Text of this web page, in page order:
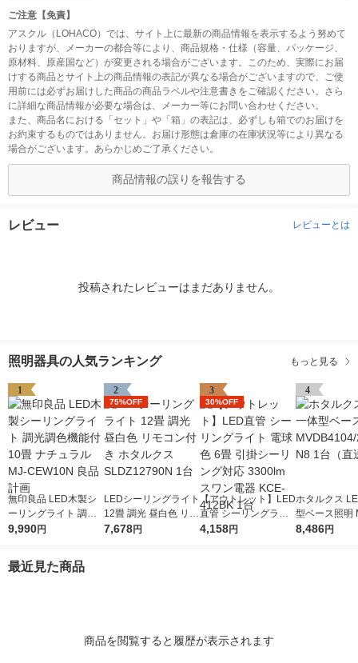
ご注意【免責】
アスクル（LOHACO）では、サイト上に最新の商品情報を表示するよう努めて
おりますが、メーカーの都合等により、商品規格・仕様（容量、パッケージ、
原材料、原産国など）が変更される場合がございます。このため、実際にお届
けする商品とサイト上の商品情報の表記が異なる場合がございますので、ご使
用前には必ずお届けした商品の商品ラベルや注意書きをご確認ください。さら
に詳細な商品情報が必要な場合は、メーカー等にお問い合わせください。
また、商品名における「セット」や「箱」の表記は、必ずしも箱でのお届けを
お約束するものではありません。お届け形態は倉庫の在庫状況等により異なる
場合がございます。あらかじめご了承ください。
商品情報の誤りを報告する
レビュー レビューとは
投稿されたレビューはまだありません。
照明器具の人気ランキング もっと見る
1
無印良品 LED木製シ
ーリングライト 調光
調色機能付 10畳 ナチ
9,990円
2
75%OFF
LEDシーリングライト
12畳 調光 昼白色 リモ
コン付き ホタルクス
7,678円
3
30%OFF
【アウトレット】LED
直管 シーリングライ
ト 電球色 6畳 引掛シ
4,158円
4
ホタルクス
型ベース照明
104/25N5-N8
8,486円
最近見た商品
商品を閲覧すると履歴が表示されます